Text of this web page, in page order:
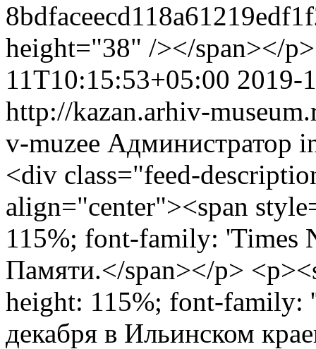
height="38" /></span></
11T10:15:53+05:00 2019-
http://kazan.arhiv-
v-muzee Администратор
<div class="feed-
align="center"><span
115%; font-family: 'Times
Памяти.</span></p>
height: 115%; font-family:
декабря в Ильинском